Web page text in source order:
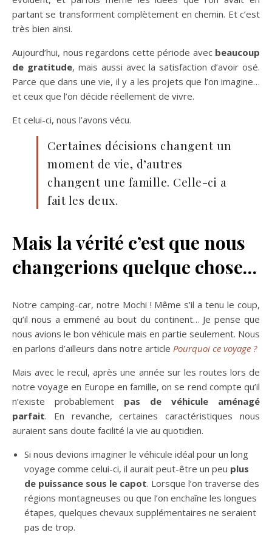
partant se transforment complètement en chemin. Et c’est
très bien ainsi.
Aujourd’hui, nous regardons cette période avec beaucoup
de gratitude, mais aussi avec la satisfaction d’avoir osé.
Parce que dans une vie, il y a les projets que l’on imagine…
et ceux que l’on décide réellement de vivre.
Et celui-ci, nous l’avons vécu.
Certaines décisions changent un
moment de vie, d’autres
changent une famille. Celle-ci a
fait les deux.
Mais la vérité c’est que nous
changerions quelque chose…
Notre camping-car, notre Mochi ! Même s’il a tenu le coup,
qu’il nous a emmené au bout du continent… Je pense que
nous avions le bon véhicule mais en partie seulement. Nous
en parlons d’ailleurs dans notre article Pourquoi ce voyage ?
Mais avec le recul, après une année sur les routes lors de
notre voyage en Europe en famille, on se rend compte qu’il
n’existe probablement pas de véhicule aménagé
parfait. En revanche, certaines caractéristiques nous
auraient sans doute facilité la vie au quotidien.
Si nous devions imaginer le véhicule idéal pour un long
voyage comme celui-ci, il aurait peut-être un peu plus
de puissance sous le capot. Lorsque l’on traverse des
régions montagneuses ou que l’on enchaîne les longues
étapes, quelques chevaux supplémentaires ne seraient
pas de trop.